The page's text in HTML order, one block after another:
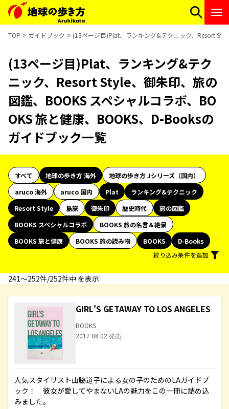
TOP ガイドブック (13ページ目)Plat、ランキング&テクニック、Resort
(13ページ目)Plat、ランキング&テク
ニック、Resort Style、御朱印、旅の
図鑑、BOOKS スペシャルコラボ、BO
OKS 旅と健康、BOOKS、D-Booksの
ガイドブック一覧
すべて 地球の歩き方 海外
地球の歩き方 Jシリーズ（国内）
aruco 海外
aruco 国内 Plat
ランキング&テクニック
Resort Style
島旅 御朱印 歴史時代
旅の図鑑
BOOKS スペシャルコラボ
BOOKS 旅の名言＆絶景
BOOKS 旅と健康
BOOKS 旅の読み物 BOOKS
D-Books
絞り込み条件を追加
241〜252件/252件中 を表示
GIRL'S GETAWAY TO LOS ANGELES
BOOKS
2017.08.02 発売
人気スタイリスト山脇道子による女の子のためのLAガイドブ
ック！ 彼女が愛してやまないLAの魅力をこの一冊に詰め込
みました。